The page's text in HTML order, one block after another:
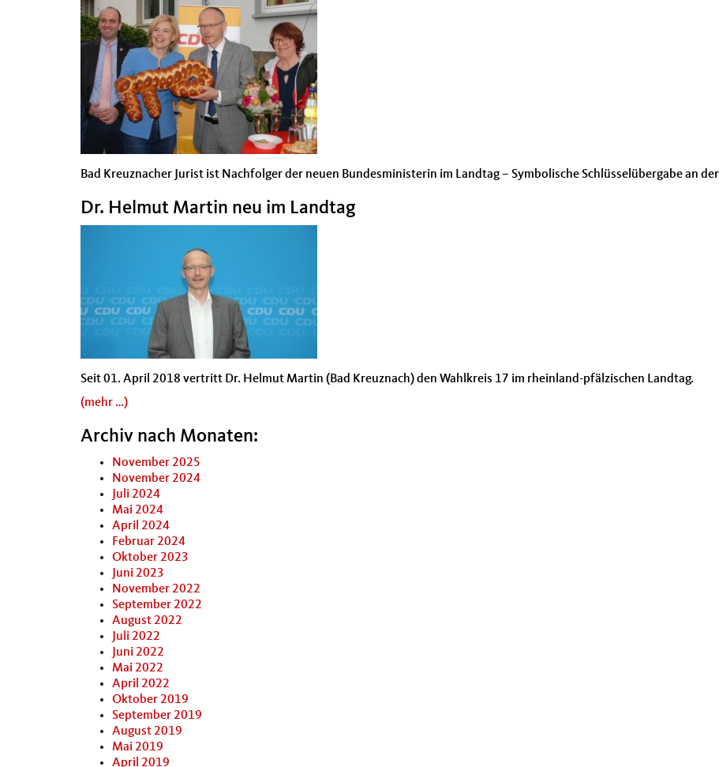
Bad Kreuznacher Jurist ist Nachfolger der neuen Bundesministerin im Landtag – Symbolische Schlüsselübergabe an
Dr. Helmut Martin neu im Landtag
Seit 01. April 2018 vertritt Dr. Helmut Martin (Bad Kreuznach) den Wahlkreis 17 im rheinland-pfälzischen Landtag.
(mehr …)
Archiv nach Monaten:
November 2025
November 2024
Juli 2024
Mai 2024
April 2024
Februar 2024
Oktober 2023
Juni 2023
November 2022
September 2022
August 2022
Juli 2022
Juni 2022
Mai 2022
April 2022
Oktober 2019
September 2019
August 2019
Mai 2019
April 2019